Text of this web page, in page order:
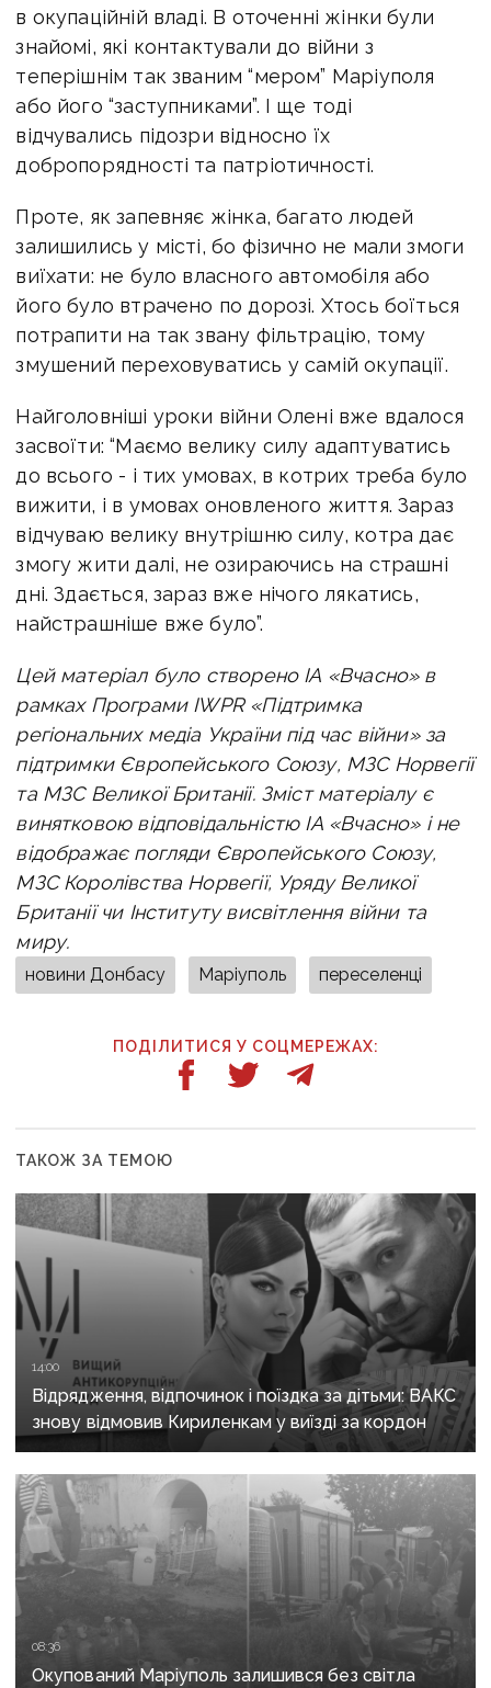
в окупаційній владі. В оточенні жінки були
знайомі, які контактували до війни з
теперішнім так званим “мером” Маріуполя
або його “заступниками”. І ще тоді
відчувались підозри відносно їх
добропорядності та патріотичності.
Проте, як запевняє жінка, багато людей
залишились у місті, бо фізично не мали змоги
виїхати: не було власного автомобіля або
його було втрачено по дорозі. Хтось боїться
потрапити на так звану фільтрацію, тому
змушений переховуватись у самій окупації.
Найголовніші уроки війни Олені вже вдалося
засвоїти: “Маємо велику силу адаптуватись
до всього - і тих умовах, в котрих треба було
вижити, і в умовах оновленого життя. Зараз
відчуваю велику внутрішню силу, котра дає
змогу жити далі, не озираючись на страшні
дні. Здається, зараз вже нічого лякатись,
найстрашніше вже було”.
Цей матеріал було створено ІА «Вчасно» в
рамках Програми IWPR «Підтримка
регіональних медіа України під час війни» за
підтримки Європейського Союзу, МЗС Норвегії
та МЗС Великої Британії. Зміст матеріалу є
винятковою відповідальністю ІА «Вчасно» i не
відображає погляди Європейського Союзу,
МЗС Королівства Норвегії, Уряду Великої
Британії чи Інституту висвітлення війни та
миру.
новини Донбасу Маріуполь переселенці
ПОДІЛИТИСЯ У СОЦМЕРЕЖАХ:
ТАКОЖ ЗА ТЕМОЮ
14:00
Відрядження, відпочинок і поїздка за дітьми: ВАКС
знову відмовив Кириленкам у виїзді за кордон
08:36
Окупований Маріуполь залишився без світла